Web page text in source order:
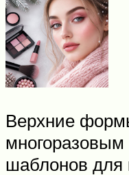
Верхние
многоразовым
шаблонов